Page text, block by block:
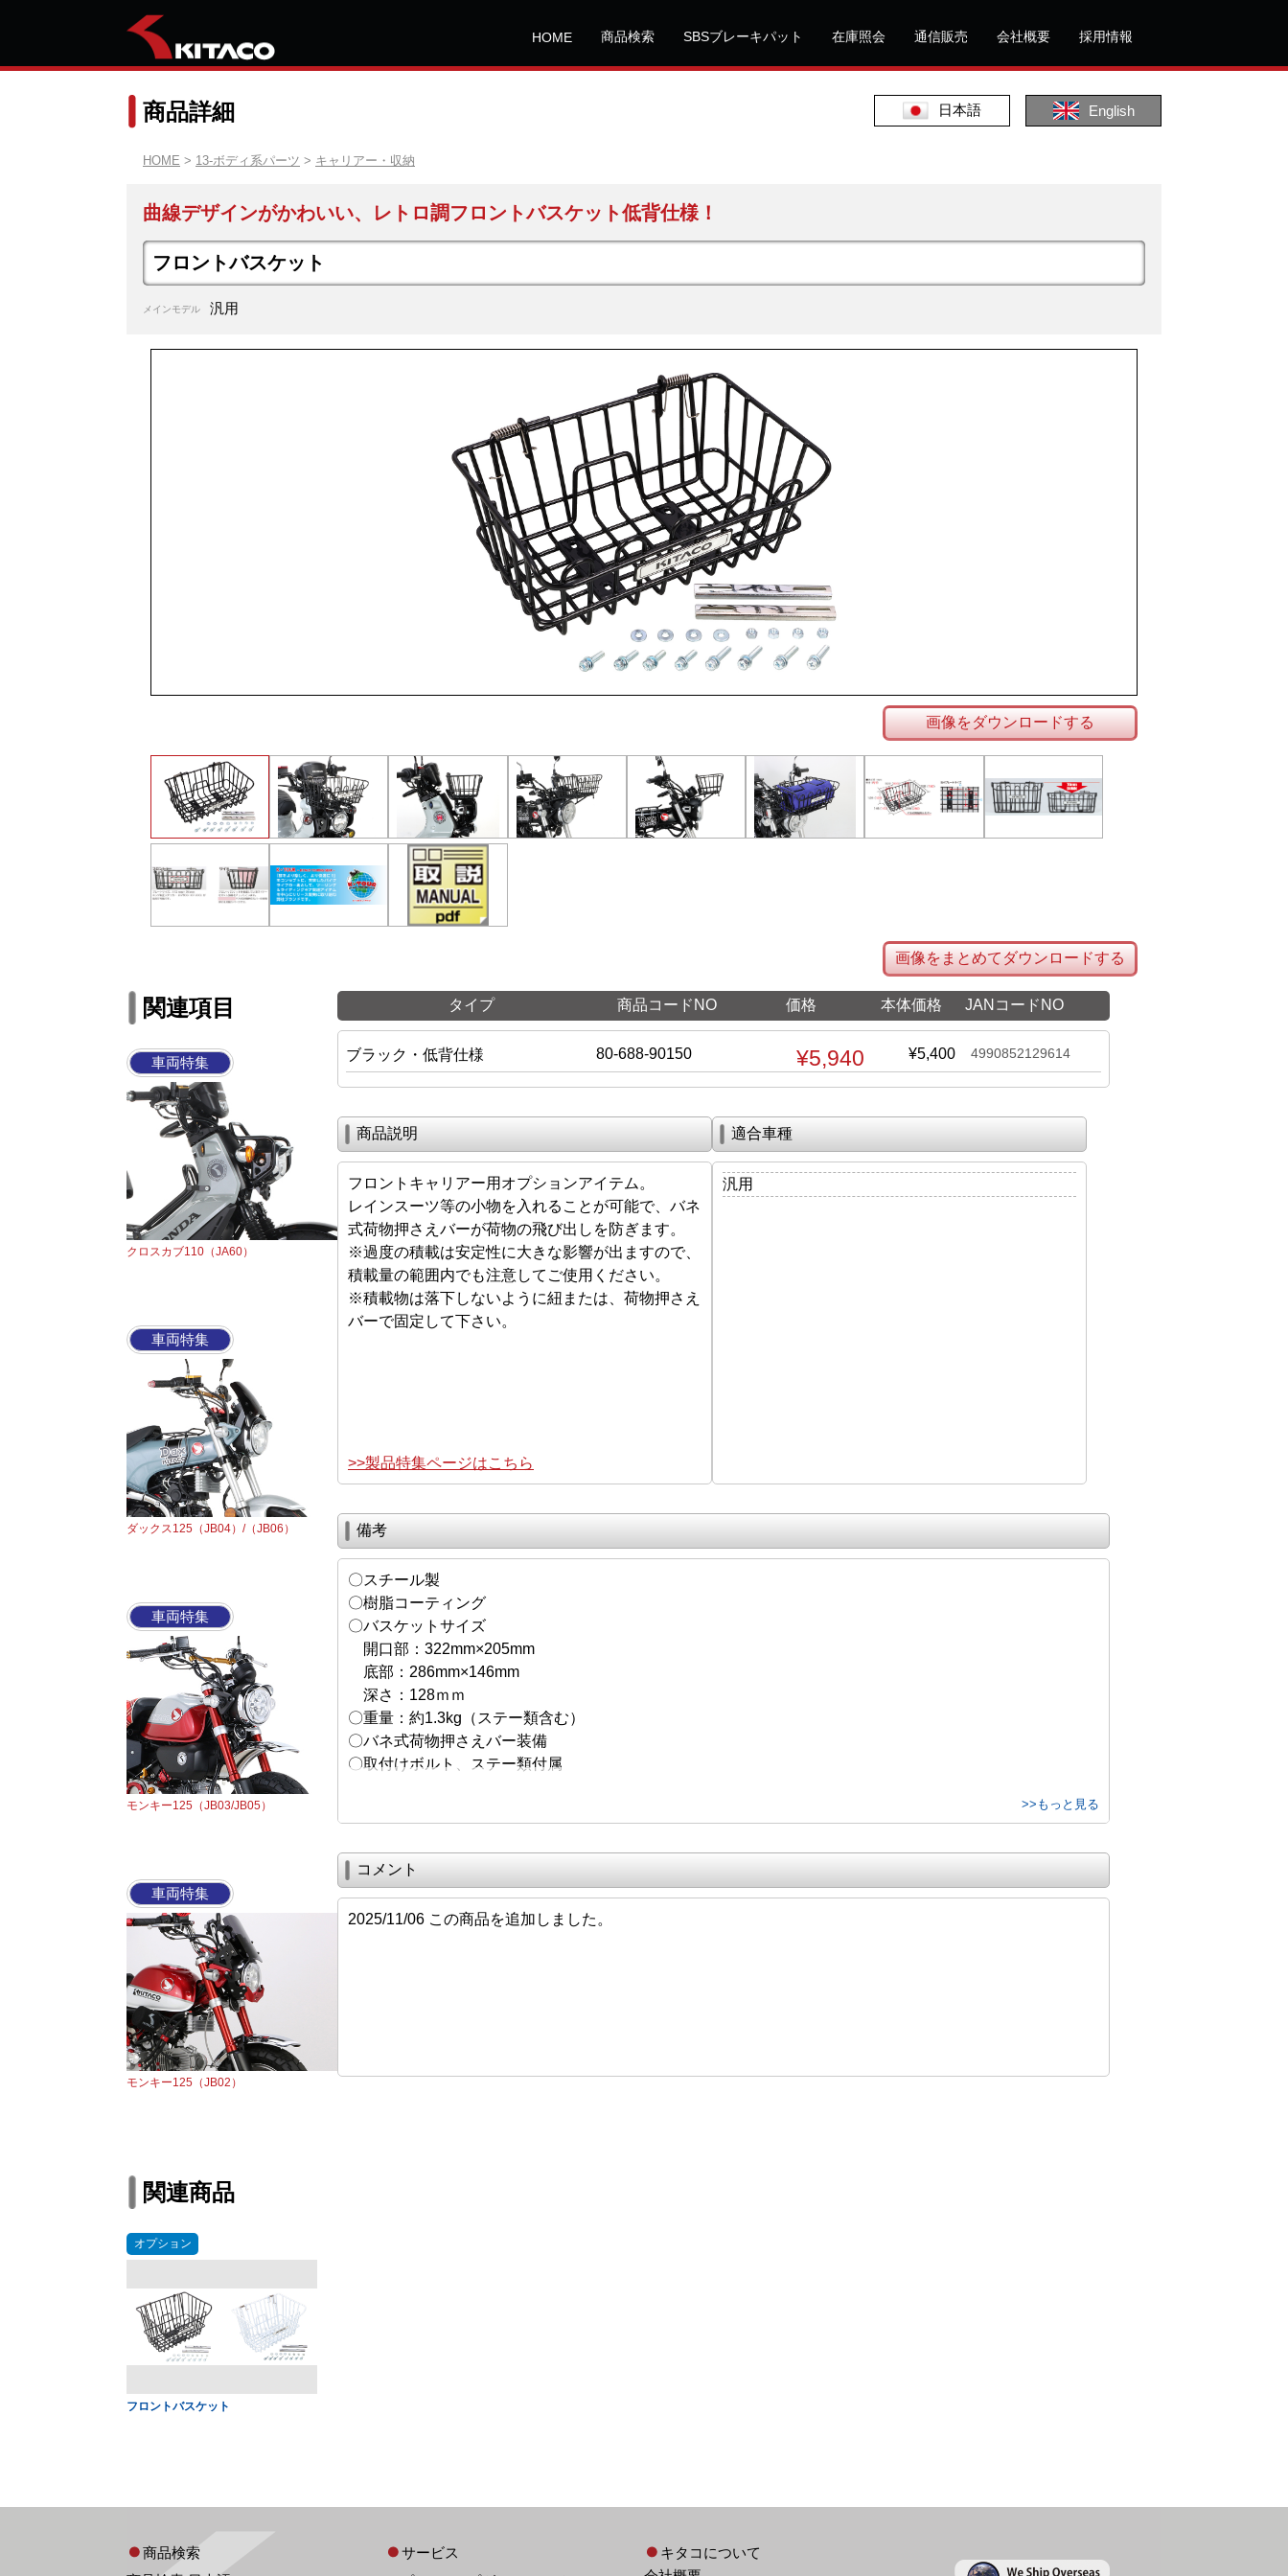
HOME 商品検索 SBSブレーキパット 在庫照会 通信販売 会社概要 採用情報
日本語 English
商品詳細
HOME > 13-ボディ系パーツ > キャリアー・収納
曲線デザインがかわいい、レトロ調フロントバスケット低背仕様！
フロントバスケット
メインモデル 汎用
画像をダウンロードする
画像をまとめてダウンロードする
関連項目
車両特集
クロスカブ110（JA60）
車両特集
ダックス125（JB04）/（JB06）
車両特集
モンキー125（JB03/JB05）
車両特集
モンキー125（JB02）
タイプ 商品コードNO 価格 本体価格 JANコードNO
ブラック・低背仕様 80-688-90150 ¥5,940 ¥5,400 4990852129614
商品説明
フロントキャリアー用オプションアイテム。
レインスーツ等の小物を入れることが可能で、バネ
式荷物押さえバーが荷物の飛び出しを防ぎます。
※過度の積載は安定性に大きな影響が出ますので、
積載量の範囲内でも注意してご使用ください。
※積載物は落下しないように紐または、荷物押さえ
バーで固定して下さい。
>>製品特集ページはこちら
適合車種
汎用
備考
〇スチール製
〇樹脂コーティング
〇バスケットサイズ
開口部：322mm×205mm
底部：286mm×146mm
深さ：128ｍｍ
〇重量：約1.3kg（ステー類含む）
〇バネ式荷物押さえバー装備
〇取付けボルト、ステー類付属
>>もっと見る
コメント
2025/11/06 この商品を追加しました。
関連商品
オプション
フロントバスケット
商品検索
サービス
キタコについて